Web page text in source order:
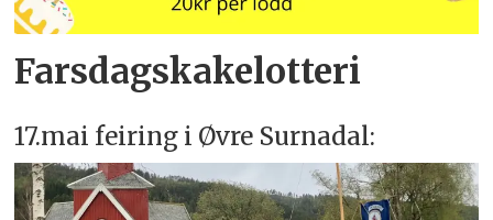
Farsdagskakelotteri
17.mai feiring i Øvre Surnadal: